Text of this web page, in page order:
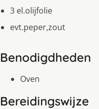
3 el.olijfolie
evt.peper,zout
Benodigdheden
Oven
Bereidingswijze